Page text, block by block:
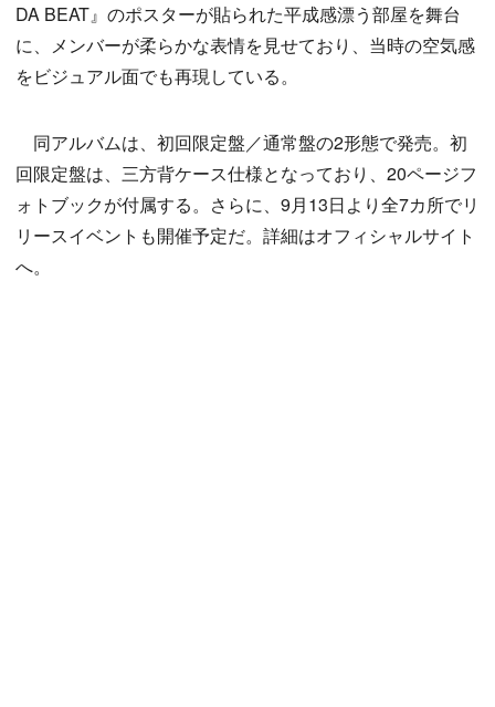
DA BEAT』のポスターが貼られた平成感漂う部屋を舞台
に、メンバーが柔らかな表情を見せており、当時の空気感
をビジュアル面でも再現している。
同アルバムは、初回限定盤／通常盤の2形態で発売。初
回限定盤は、三方背ケース仕様となっており、20ページフ
ォトブックが付属する。さらに、9月13日より全7カ所でリ
リースイベントも開催予定だ。詳細はオフィシャルサイト
へ。